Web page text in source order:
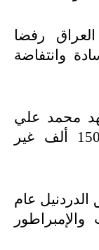
رفضا
وانتفاضة
محمد علي
باشا 150 ألف جندي نظامي و150 ألف غير
عام
والإمبراطور